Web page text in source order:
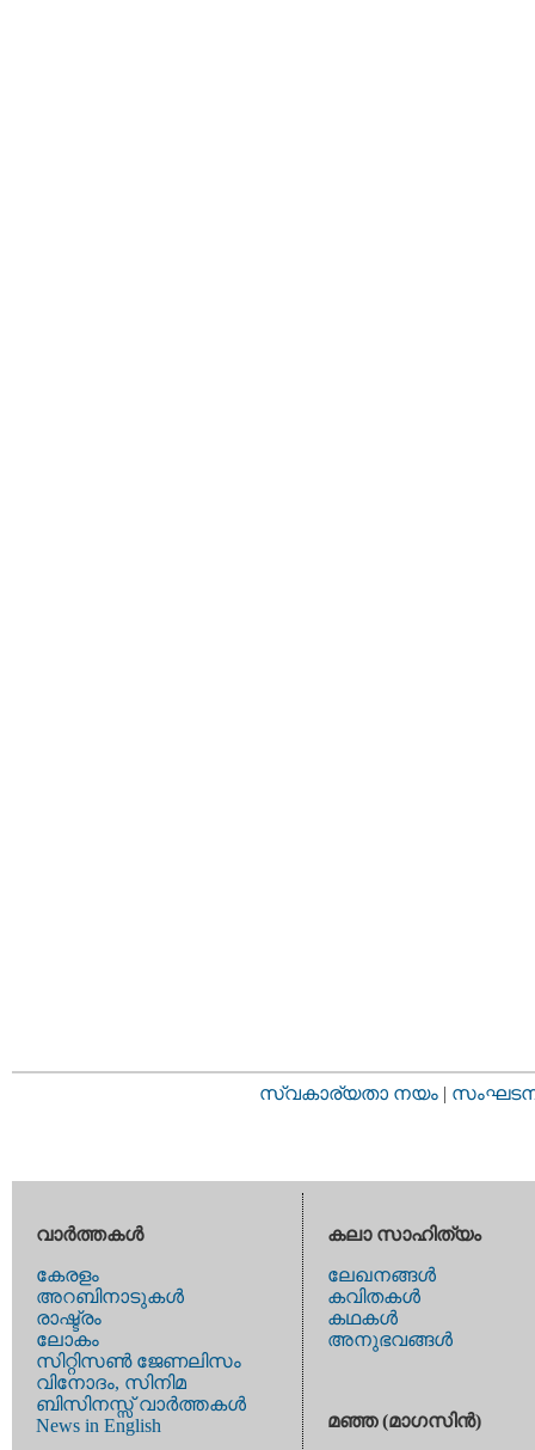
സ്വകാര്യതാ നയം |
വാര്‍ത്തകള്‍
കേരളം
അറബിനാടുകള്‍
രാഷ്ട്രം
ലോകം
സിറ്റിസണ്‍ ജേണലിസം
വിനോദം, സിനിമ
ബിസിനസ്സ് വാര്‍ത്തകള്‍
News in English
കലാ സാഹിത്യം
ലേഖനങ്ങള്‍
കവിതകള്‍
കഥകള്‍
അനുഭവങ്ങള്‍
മഞ്ഞ (മാഗസിന്‍)